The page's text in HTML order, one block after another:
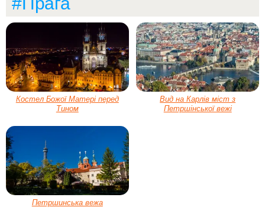
Костел Божої Матері перед
Тином
Вид на Карлів міст з
Петршінської вежі
Петршинська вежа